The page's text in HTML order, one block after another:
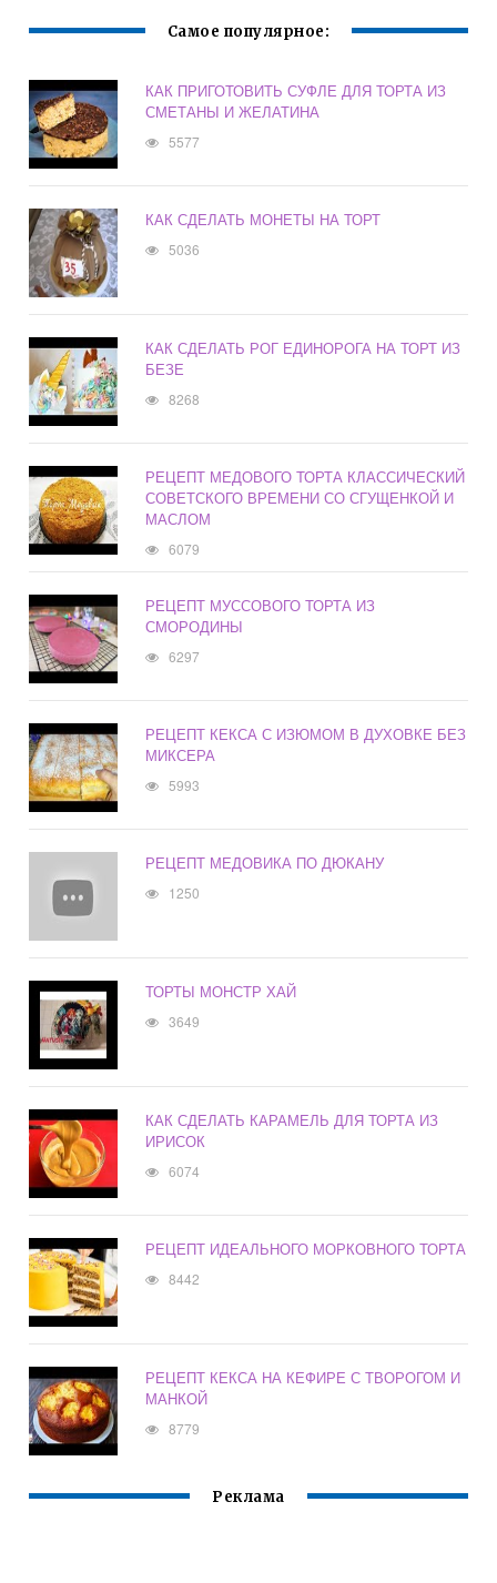
Самое популярное:
КАК ПРИГОТОВИТЬ СУФЛЕ ДЛЯ ТОРТА ИЗ
СМЕТАНЫ И ЖЕЛАТИНА
5577
КАК СДЕЛАТЬ МОНЕТЫ НА ТОРТ
5036
КАК СДЕЛАТЬ РОГ ЕДИНОРОГА НА ТОРТ ИЗ
БЕЗЕ
8268
РЕЦЕПТ МЕДОВОГО ТОРТА КЛАССИЧЕСКИЙ
СОВЕТСКОГО ВРЕМЕНИ СО СГУЩЕНКОЙ И
МАСЛОМ
6079
РЕЦЕПТ МУССОВОГО ТОРТА ИЗ
СМОРОДИНЫ
6297
РЕЦЕПТ КЕКСА С ИЗЮМОМ В ДУХОВКЕ БЕЗ
МИКСЕРА
5993
РЕЦЕПТ МЕДОВИКА ПО ДЮКАНУ
1250
ТОРТЫ МОНСТР ХАЙ
3649
КАК СДЕЛАТЬ КАРАМЕЛЬ ДЛЯ ТОРТА ИЗ
ИРИСОК
6074
РЕЦЕПТ ИДЕАЛЬНОГО МОРКОВНОГО ТОРТА
8442
РЕЦЕПТ КЕКСА НА КЕФИРЕ С ТВОРОГОМ И
МАНКОЙ
8779
Реклама